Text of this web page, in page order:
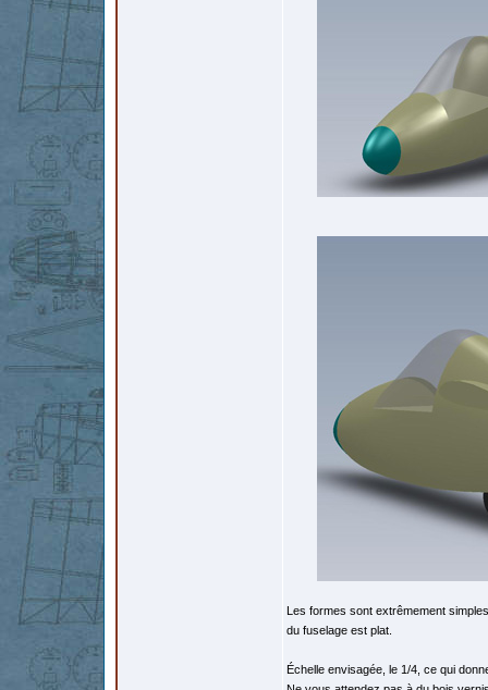
Les formes sont extrêmement
du fuselage est plat.
Échelle envisagée, le 1/4, ce qui